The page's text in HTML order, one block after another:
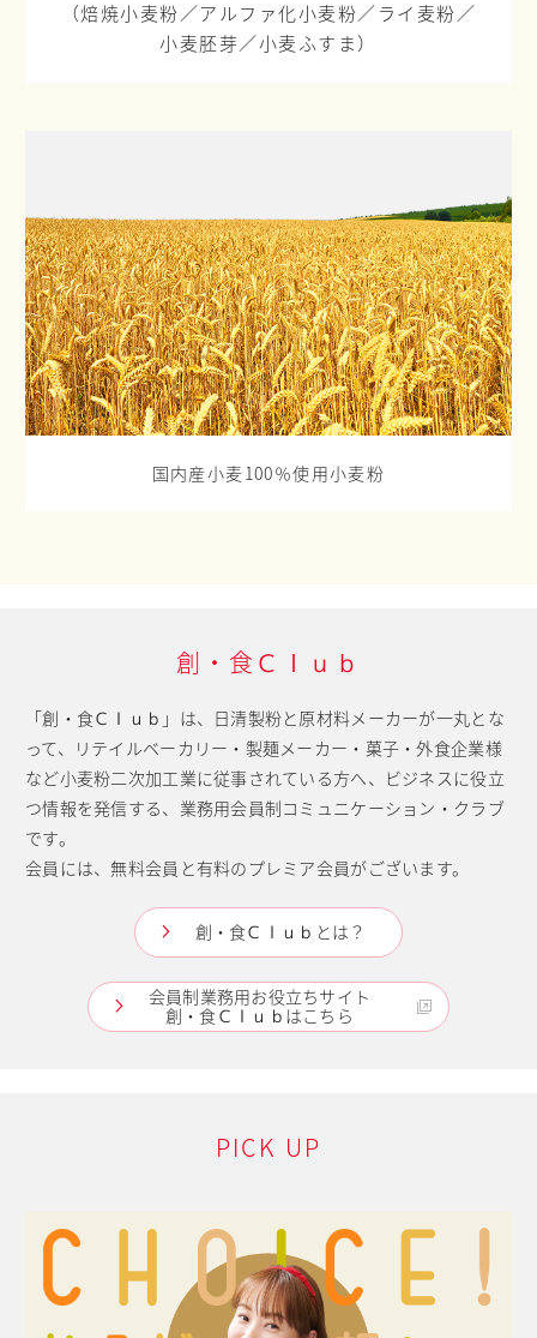
（焙焼小麦粉／アルファ化小麦粉／ライ麦粉／
小麦胚芽／小麦ふすま）
国内産小麦100％使用小麦粉
創・食Ｃｌｕｂ
「創・食Ｃｌｕｂ」は、日清製粉と原材料メーカーが一丸とな
って、
リテイルベーカリー・製麺メーカー・菓子・外食企業様
など小麦粉二次加工業に従事されている方へ、
ビジネスに役立
つ情報を発信する、業務用会員制コミュニケーション・クラブ
です。
会員には、無料会員と有料のプレミア会員がございます。
創・食Ｃｌｕｂとは？
会員制業務用お役立ちサイト
創・食Ｃｌｕｂはこちら
PICK UP